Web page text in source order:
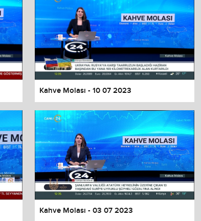
Kahve Molası - 10 07 2023
Kahve Molası - 03 07 2023